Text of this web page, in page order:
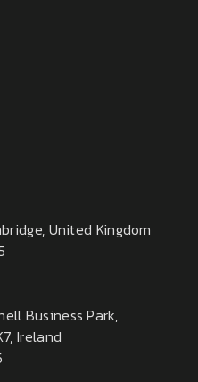
United Kingdom
Business Park,
Ireland